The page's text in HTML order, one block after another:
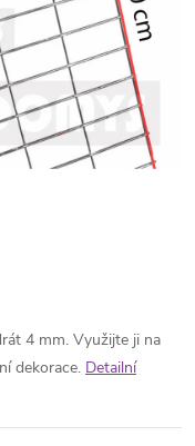
4 mm. Využijte ji na
dekorace. Detailní